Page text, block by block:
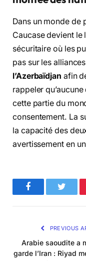
Dans un monde de
Caucase devient le
sécuritaire où les
pas sur les
l’Azerbaïdjan afin
rappeler
cette partie du
consentement. La
la capacité des
avertissement en
Facebook
PREVIOUS
Arabie saoudite a
garde l’Iran : Riyad